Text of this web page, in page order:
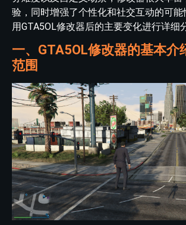
验，同时增强了个性化和社交互动的可能
用GTA5OL修改器后的主要变化进行详细
一、GTA5OL修改器的基本介
范围